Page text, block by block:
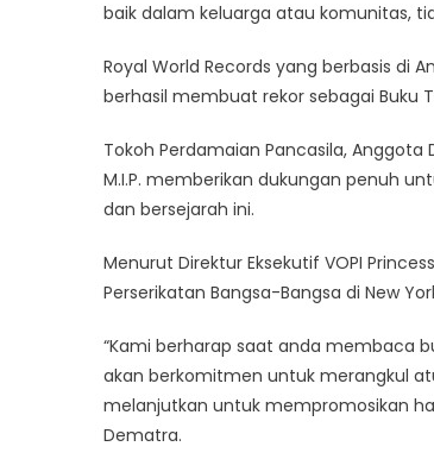
baik dalam keluarga atau komunitas,
Royal World Records yang berbasis di
berhasil membuat rekor sebagai Buku
Tokoh Perdamaian Pancasila, Anggota
M.I.P. memberikan dukungan penuh
dan bersejarah ini.
Menurut Direktur Eksekutif VOPI
Perserikatan Bangsa-Bangsa di New
“Kami berharap saat anda membaca
akan berkomitmen untuk merangkul
melanjutkan untuk mempromosikan
Dematra.